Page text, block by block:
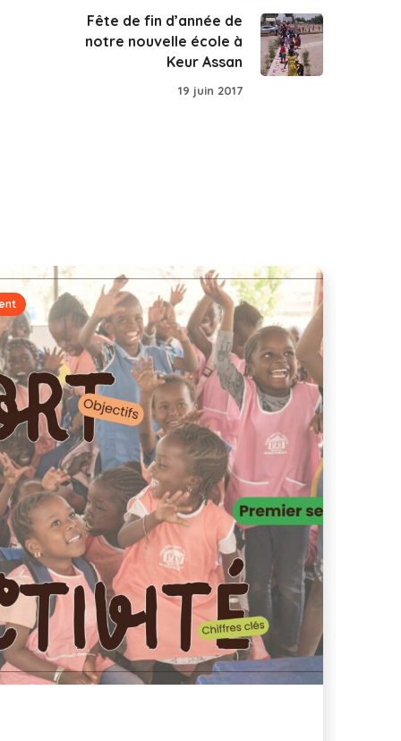
Fête de fin d’année de
notre nouvelle école à
Keur Assan
19 juin 2017